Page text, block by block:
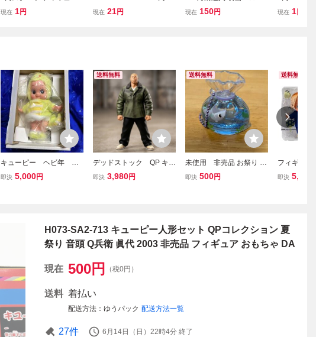
まとめ15点セット ONE P
現在 1円
品 おもちゃ 人形 不二家
現在 21円
レライ」フィギュアコレ
現在 150円
ヤ ペコち
現在 1
キューピー ヘビ年 非
売品 人形 フィギュ
即決 5,000円
送料無料
デッドストック QP キュ
ーピー 石田小鳥 フィギュ
即決 3,980円
送料無料
未使用 非売品 お祭り
金魚すくい 屋台 オイ
即決 500円
送料無料
フィギュア
ョン 夏祭り
即決 5,060
H073-SA2-713 キューピー人形セット QPコレクション 夏
祭り 音頭 Q兵衛 眞代 2003 非売品 フィギュア おもちゃ DA
現在 500円 （税0円）
送料 着払い
配送方法 ゆうパック 配送方法一覧
27件 6月14日（日）22時4分 終了